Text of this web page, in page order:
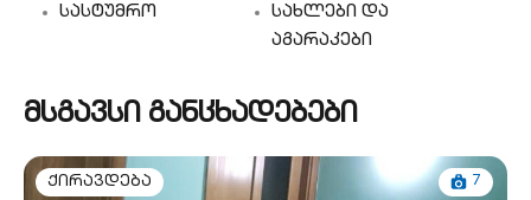
სასტუმრო
სახლები და
აგარაკები
მსგავსი განცხადებები
ქირავდება 7